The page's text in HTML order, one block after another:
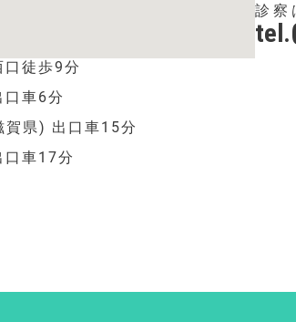
徒歩9分
車6分
賀県) 出口車15分
車17分
診察
tel.